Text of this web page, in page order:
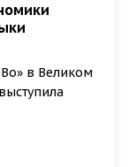
в Великом